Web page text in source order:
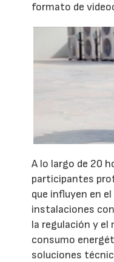
formato de
A lo largo de 20
participantes
que influyen en
instalaciones
la regulación y
consumo
soluciones